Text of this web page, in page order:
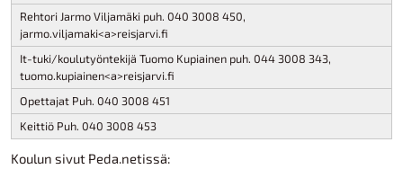
Rehtori Jarmo Viljamäki puh. 040 3008 450,
jarmo.viljamaki<a>reisjarvi.fi
It-tuki/koulutyöntekijä Tuomo Kupiainen puh. 044 3008 343,
tuomo.kupiainen<a>reisjarvi.fi
Opettajat Puh. 040 3008 451
Keittiö Puh. 040 3008 453
Koulun sivut Peda.netissä: